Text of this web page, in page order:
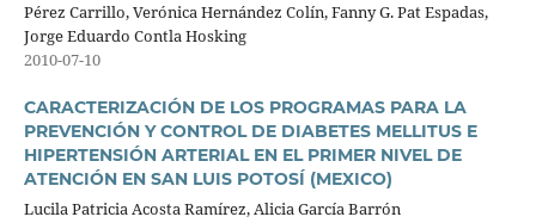
Pérez Carrillo, Verónica Hernández Colín, Fanny G. Pat Espadas,
Jorge Eduardo Contla Hosking
2010-07-10
CARACTERIZACIÓN DE LOS PROGRAMAS PARA LA
PREVENCIÓN Y CONTROL DE DIABETES MELLITUS E
HIPERTENSIÓN ARTERIAL EN EL PRIMER NIVEL DE
ATENCIÓN EN SAN LUIS POTOSÍ (MEXICO)
Lucila Patricia Acosta Ramírez, Alicia García Barrón